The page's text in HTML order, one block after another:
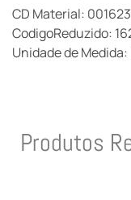
CD Material: 001623
CodigoReduzido:
Unidade de Medida:
Produtos